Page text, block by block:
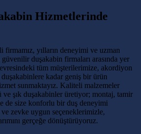
Hizmetlerinde
yılların deneyimi ve uzman
duşakabin firmaları arasında yer
tüm müşterilerimize, akordiyon
kadar geniş bir ürün
sunmaktayız. Kaliteli malzemeler
şık duşakabinler üretiyor; montaj, tamir
de size konforlu bir duş deneyimi
zevke uygun seçeneklerimizle,
gerçeğe dönüştürüyoruz.